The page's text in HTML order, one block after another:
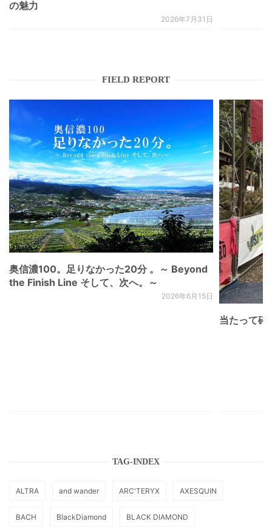
の魅力
2026年7月31日
FIELD REPORT
奥信濃100。足りなかった20分 。～ Beyond
the Finish Line そして、次へ。～
2026年6月15日
当たって砕
TAG-INDEX
ALTRA and wander ARC'TERYX AXESQUIN
BACH BlackDiamond BLACK DIAMOND